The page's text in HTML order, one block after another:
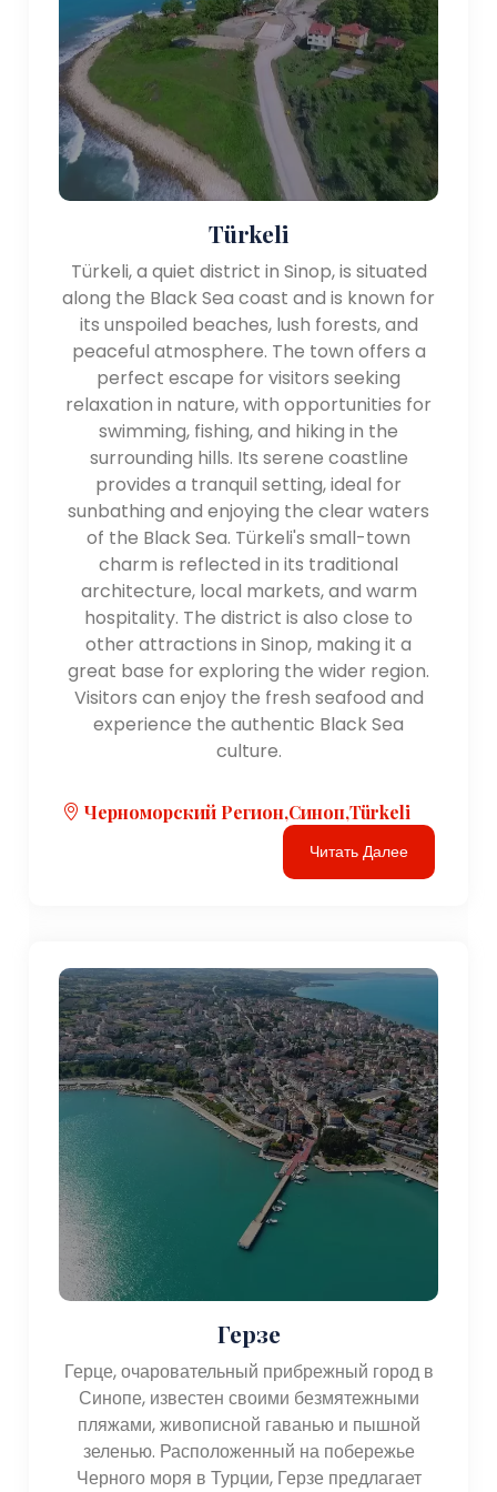
известная как Синопская крепость. Тюрьма —
важное историческое место, где когда-то
размещались политические заключенные. Его
превратили в музей, где можно увидеть в
темное прошлое тюрьмы и истории ее
обитателей.
Природный заповедник Хамсилос:
расположенный недалеко от Синопа, Хамсилос
– потрясающий природный заповедник,
известный своими уникальными скальными
образованиями и тишиной. атмосфера. Он
предлагает пешеходные тропы, места для
пикника и лодочные экскурсии вдоль красивая
береговая линия.
Местная кухня: на кухню Синопа влияет его
прибрежное расположение. и предлагает
множество вкусных блюд из морепродуктов.
Некоторые местные деликатесы попробовать
включить «Синоп Каралахана Чорбасы» (суп из
капусты), «Синоп Ускумру» (скумбрия на гриле),
«Синоп Балыги» (рыба по-синопски) и «Синоп
Пидеси» (местный вариант турецких лепешек).
Проживание: Синоп предлагает широкий выбор
вариантов размещения. включая отели,
гостевые дома и бутик-отели. Большинство из
отели расположены недалеко от центра города
доступ к основным достопримечательностям и
прекрасным пляжам.
Как всегда, желательно ознакомиться с последними
исторические места, природную красоту и яркая
культура!
Türkeli
Türkeli, a quiet district in Sinop, is situated
along the Black Sea coast and is known for
its unspoiled beaches, lush forests, and
peaceful atmosphere. The town offers a
perfect escape for visitors seeking
relaxation in nature, with opportunities for
swimming, fishing, and hiking in the
surrounding hills. Its serene coastline
provides a tranquil setting, ideal for
sunbathing and enjoying the clear waters
of the Black Sea. Türkeli's small-town
charm is reflected in its traditional
architecture, local markets, and warm
hospitality. The district is also close to
other attractions in Sinop, making it a
great base for exploring the wider region.
Visitors can enjoy the fresh seafood and
experience the authentic Black Sea
culture.
Черноморский Регион,Синоп,Türkeli
Читать Далее
Герзе
Герце, очаровательный прибрежный город в
Синопе, известен своими безмятежными
пляжами, живописной гаванью и пышной
зеленью. Расположенный на побережье
Черного моря в Турции, Герзе предлагает